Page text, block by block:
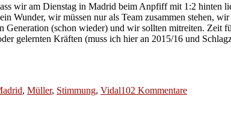
wir am Dienstag in Madrid beim Anpfiff mit 1:2 hinten
Wunder, wir müssen nur als Team zusammen stehen,
(schon wieder) und wir sollten mitreiten. Zeit
gelernten Kräften (muss ich hier an 2015/16 und
, Müller, Stimmung, Vidal102 Kommentarezu